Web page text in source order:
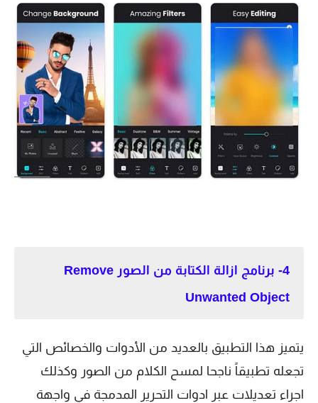
4- برنامج ازالة الكتابة من الصور Remove
Unwanted Object
يتميز هذا التطبيق بالعديد من الأدوات والخصائص التي
تجعله تطبيقاً ناجحا لمسح الكلام من الصور وكذلك
اجراء تعديلات عبر ادوات التحرير المدمجة في واجهة